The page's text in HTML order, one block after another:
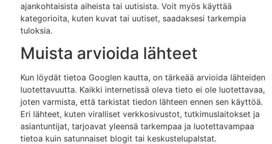
ajankohtaisista aiheista tai uutisista. Voit myös käyttää
kategorioita, kuten kuvat tai uutiset, saadaksesi tarkempia
tuloksia.
Muista arvioida lähteet
Kun löydät tietoa Googlen kautta, on tärkeää arvioida lähteiden
luotettavuutta. Kaikki internetissä oleva tieto ei ole luotettavaa,
joten varmista, että tarkistat tiedon lähteen ennen sen käyttöä.
Eri lähteet, kuten viralliset verkkosivustot, tutkimuslaitokset ja
asiantuntijat, tarjoavat yleensä tarkempaa ja luotettavampaa
tietoa kuin satunnaiset blogit tai keskustelupalstat.